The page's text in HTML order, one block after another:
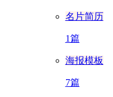
名片简历
1篇
海报模板
7篇